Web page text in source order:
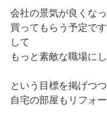
会社の景気が良くな
買ってもらう予定で
して
もっと素敵な職場に
という目標を掲げつ
自宅の部屋もリフォ